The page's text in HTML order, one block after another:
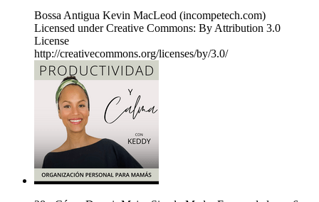
Bossa Antigua Kevin MacLeod (incompetech.com)
Licensed under Creative Commons: By Attribution 3.0
License
http://creativecommons.org/licenses/by/3.0/